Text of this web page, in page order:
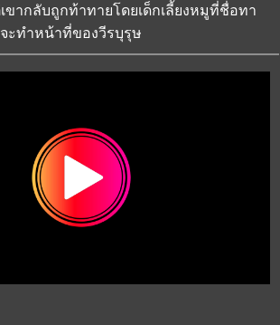
ขากลับถูกท้าทายโดยเด็กเลี้ยงหมูที่ชื่อทา
ะทำหน้าที่ของวีรบุรุษ